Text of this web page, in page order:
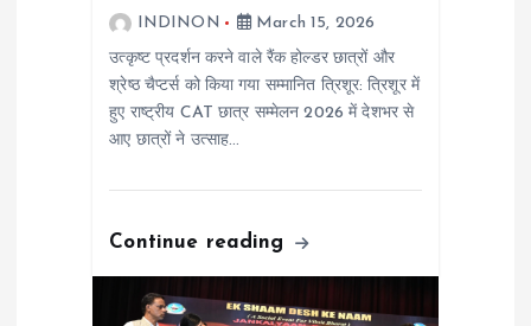
INDINON
March 15, 2026
उत्कृष्ट प्रदर्शन करने वाले रैंक होल्डर छात्रों और
श्रेष्ठ चैप्टर्स को किया गया सम्मानित त्रिशूर: त्रिशूर में
हुए राष्ट्रीय CAT छात्र सम्मेलन 2026 में देशभर से
आए छात्रों ने उत्साह…
Continue reading